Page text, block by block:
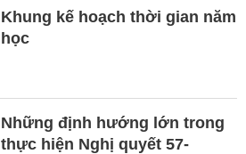
Khung kế hoạch thời gian năm
học
Những định hướng lớn trong
thực hiện Nghị quyết 57-